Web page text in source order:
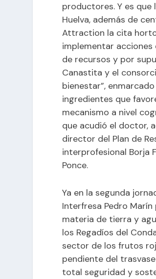
productores. Y es
Huelva, además de
Attraction la cita
implementar
de recursos y por
Canastita y el
bienestar”,
ingredientes que
mecanismo a nivel
que acudió el doctor,
director del Plan de
interprofesional Borja
Ponce.
Ya en la segunda
Interfresa Pedro
materia de tierra y
los Regadíos del
sector de los frutos
pendiente del
total seguridad y